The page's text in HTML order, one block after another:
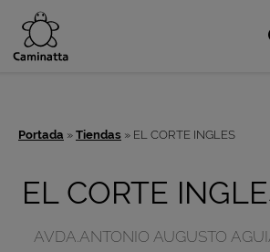
Portada » Tiendas » EL CORTE INGLES
EL CORTE
AVDA.ANTONIO AUGUSTO